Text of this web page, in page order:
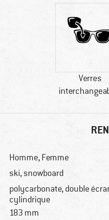
Verres
Homme, Femme
ski, snowboard
polycarbonate, double
cylindrique
183 mm